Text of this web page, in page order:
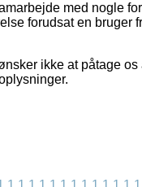
med nogle
forudsat en bruger
ikke at påtage os